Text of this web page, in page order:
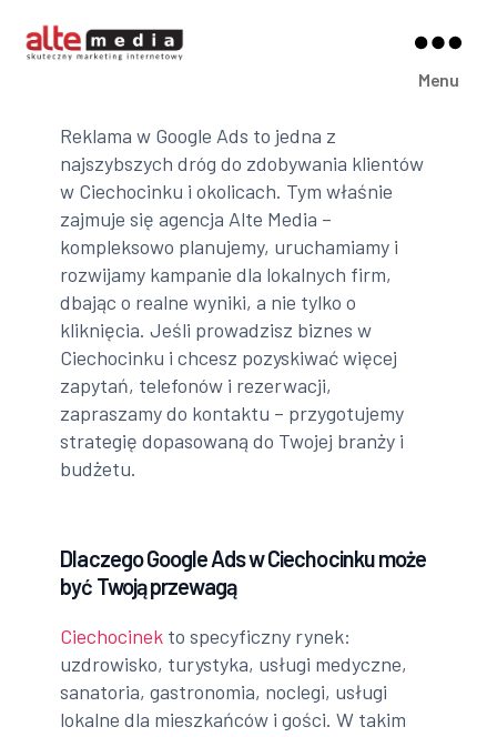
Media
Menu
Reklama w Google Ads to jedna z
najszybszych dróg do zdobywania klientów
w Ciechocinku i okolicach. Tym właśnie
zajmuje się agencja Alte Media –
kompleksowo planujemy, uruchamiamy i
rozwijamy kampanie dla lokalnych firm,
dbając o realne wyniki, a nie tylko o
kliknięcia. Jeśli prowadzisz biznes w
Ciechocinku i chcesz pozyskiwać więcej
zapytań, telefonów i rezerwacji,
zapraszamy do kontaktu – przygotujemy
strategię dopasowaną do Twojej branży i
budżetu.
Dlaczego Google Ads w Ciechocinku może
być Twoją przewagą
Ciechocinek to specyficzny rynek:
uzdrowisko, turystyka, usługi medyczne,
sanatoria, gastronomia, noclegi, usługi
lokalne dla mieszkańców i gości. W takim